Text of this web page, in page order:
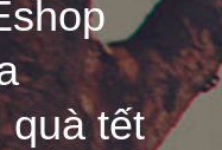
quà tết